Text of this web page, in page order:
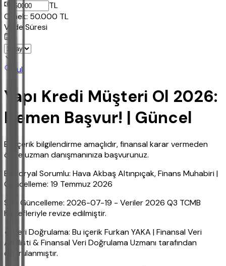
TL
Ornek: 50.000 TL
Vade Süresi
Bul
Yapı Kredi Müşteri Ol 2026:
Hemen Başvur! | Güncel
Bu içerik bilgilendirme amaçlıdır, finansal karar vermeden
önce uzman danışmanınıza başvurunuz.
Editoryal Sorumlu: Hava Akbaş Altınpıçak, Finans Muhabiri |
Güncelleme: 19 Temmuz 2026
Son Güncelleme: 2026-07-19 - Veriler 2026 Q3 TCMB
hedefleriyle revize edilmiştir.
✔ Veri Doğrulama: Bu içerik Furkan YAKA | Finansal Veri
Analisti & Finansal Veri Doğrulama Uzmanı tarafından
doğrulanmıştır.